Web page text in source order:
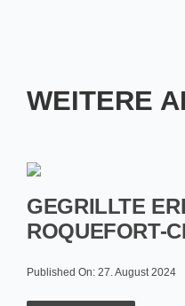
WEITERE
GEGRILLTE
ROQUEFORT-
Published On: 27. August 2024